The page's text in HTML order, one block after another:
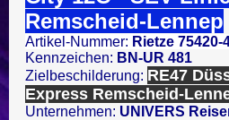
Remscheid-Lennep
Artikel-Nummer: Rietze 75420-
Kennzeichen: BN-UR 481
Zielbeschilderung: RE47
Express Remscheid-
Unternehmen: UNIVERS